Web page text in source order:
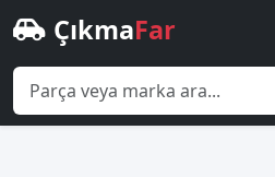
ÇıkmaFar